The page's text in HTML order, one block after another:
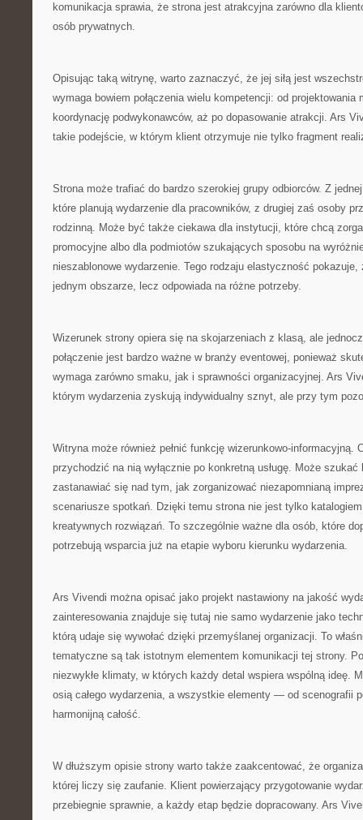
komunikacja sprawia, że strona jest atrakcyjna zarówno dla
osób prywatnych.
Opisując taką witrynę, warto zaznaczyć, że jej siłą jest
wymaga bowiem połączenia wielu kompetencji: od projektowania
koordynację podwykonawców, aż po dopasowanie atrakcji. Ars
takie podejście, w którym klient otrzymuje nie tylko fragment
Strona może trafiać do bardzo szerokiej grupy odbiorców. Z
które planują wydarzenie dla pracowników, z drugiej zaś osoby
rodzinną. Może być także ciekawa dla instytucji, które chcą
promocyjne albo dla podmiotów szukających sposobu na
nieszablonowe wydarzenie. Tego rodzaju elastyczność
jednym obszarze, lecz odpowiada na różne potrzeby.
Wizerunek strony opiera się na skojarzeniach z klasą, ale
połączenie jest bardzo ważne w branży eventowej, ponieważ
wymaga zarówno smaku, jak i sprawności organizacyjnej. Ars
którym wydarzenia zyskują indywidualny sznyt, ale przy tym
Witryna może również pełnić funkcję wizerunkowo-informacyjną.
przychodzić na nią wyłącznie po konkretną usługę. Może
zastanawiać się nad tym, jak zorganizować niezapomnianą
scenariusze spotkań. Dzięki temu strona nie jest tylko
kreatywnych rozwiązań. To szczególnie ważne dla osób, które
potrzebują wsparcia już na etapie wyboru kierunku wydarzenia.
Ars Vivendi można opisać jako projekt nastawiony na jakość
zainteresowania znajduje się tutaj nie samo wydarzenie jako
którą udaje się wywołać dzięki przemyślanej organizacji. To
tematyczne są tak istotnym elementem komunikacji tej strony.
niezwykłe klimaty, w których każdy detal wspiera wspólną ideę.
osią całego wydarzenia, a wszystkie elementy — od scenografii
harmonijną całość.
W dłuższym opisie strony warto także zaakcentować, że
której liczy się zaufanie. Klient powierzający przygotowanie
przebiegnie sprawnie, a każdy etap będzie dopracowany. Ars